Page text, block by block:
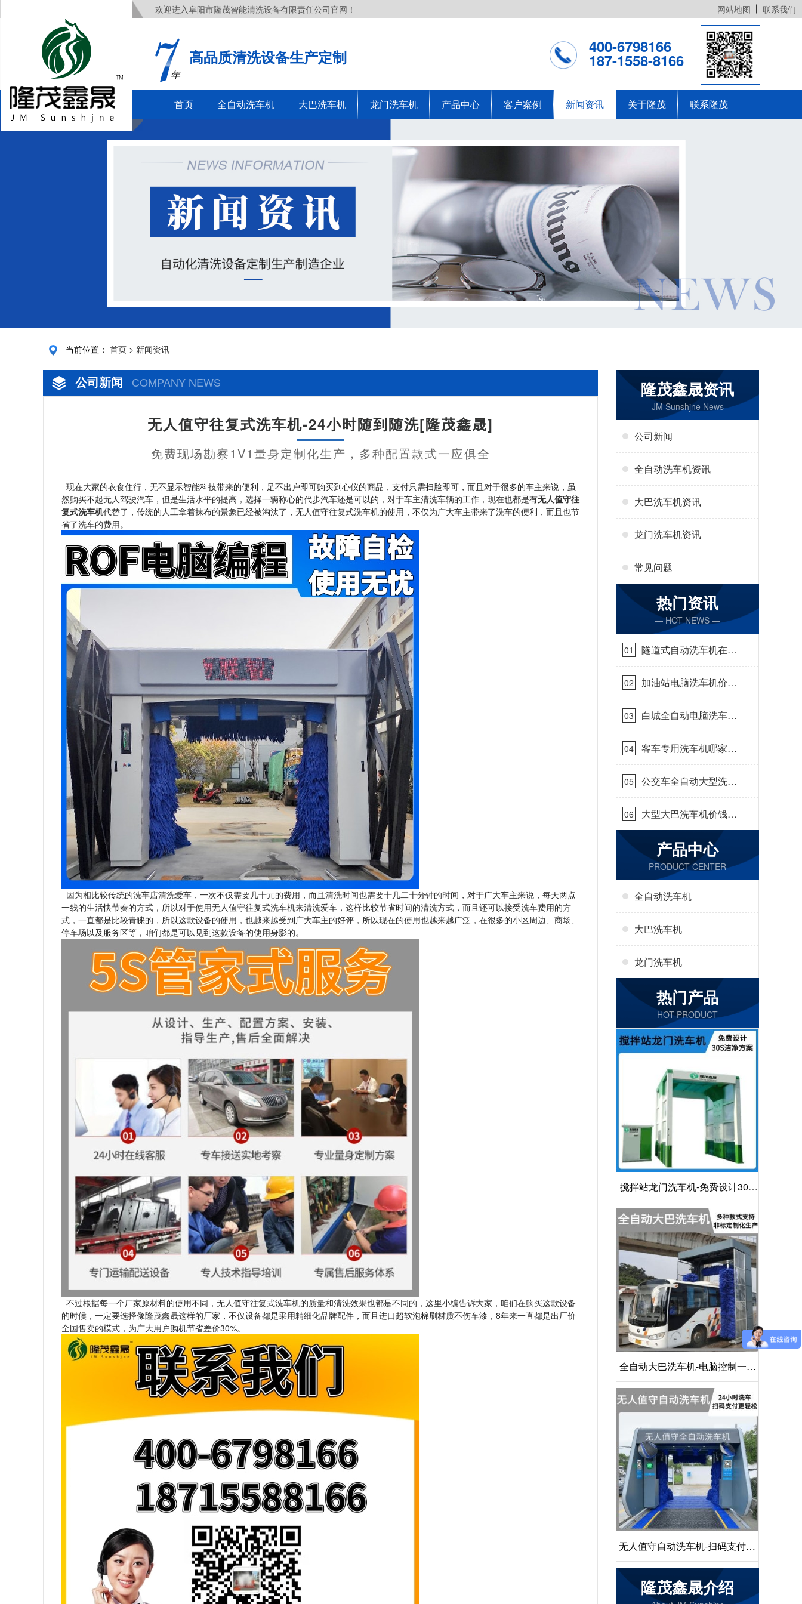
欢迎进入阜阳市隆茂智能清洗设备有限责任公司官网！ 网站地图 联系我们
年
高品质清洗设备生产定制
400-6798166
187-1558-8166
首页 全自动洗车机 大巴洗车机 龙门洗车机 产品中心 客户案例 新闻资讯 关于隆茂 联系隆茂
当前位置： 首页 > 新闻资讯
公司新闻 COMPANY NEWS
无人值守往复式洗车机-24小时随到随洗[隆茂鑫晟]
免费现场勘察1V1量身定制化生产，多种配置款式一应俱全
现在大家的衣食住行，无不显示智能科技带来的便利，足不出户即可购买到心仪的商品，支付只需扫脸即可，而且对于很多的车主来说，虽
然购买不起无人驾驶汽车，但是生活水平的提高，选择一辆称心的代步汽车还是可以的，对于车主清洗车辆的工作，现在也都是有无人值守往
复式洗车机代替了，传统的人工拿着抹布的景象已经被淘汰了，无人值守往复式洗车机的使用，不仅为广大车主带来了洗车的便利，而且也节
省了洗车的费用。
因为相比较传统的洗车店清洗爱车，一次不仅需要几十元的费用，而且清洗时间也需要十几二十分钟的时间，对于广大车主来说，每天两点
一线的生活快节奏的方式，所以对于使用无人值守往复式洗车机来清洗爱车，这样比较节省时间的清洗方式，而且还可以接受洗车费用的方
式，一直都是比较青睐的，所以这款设备的使用，也越来越受到广大车主的好评，所以现在的使用也越来越广泛，在很多的小区周边、商场、
停车场以及服务区等，咱们都是可以见到这款设备的使用身影的。
不过根据每一个厂家原材料的使用不同，无人值守往复式洗车机的质量和清洗效果也都是不同的，这里小编告诉大家，咱们在购买这款设备
的时候，一定要选择像隆茂鑫晟这样的厂家，不仅设备都是采用精细化品牌配件，而且进口超软泡棉刷材质不伤车漆，8年来一直都是出厂价
全国售卖的模式，为广大用户购机节省差价30%。
隆茂鑫晟资讯
— JM Sunshjne News —
公司新闻
全自动洗车机资讯
大巴洗车机资讯
龙门洗车机资讯
常见问题
热门资讯
— HOT NEWS —
01
隧道式自动洗车机在哪
里购买[隆茂鑫晟]
02
加油站电脑洗车机价格
怎么样[隆茂鑫晟]
03
白城全自动电脑洗车
机-ADV防冻冬季正常
使用[隆茂鑫晟]
04
客车专用洗车机哪家的
好[隆茂鑫晟]
05
公交车全自动大型洗车
机什么价钱[隆茂鑫晟]
06
大型大巴洗车机价钱怎
么样[隆茂鑫晟]
产品中心
— PRODUCT CENTER —
全自动洗车机
大巴洗车机
龙门洗车机
热门产品
— HOT PRODUCT —
搅拌站龙门洗车机-免费设计30S
洁净方案[隆茂鑫晟]
全自动大巴洗车机-电脑控制一键
启动清洗[隆茂鑫晟]
无人值守自动洗车机-扫码支付24
小时不停机洗车[隆茂鑫晟]
隆茂鑫晟介绍